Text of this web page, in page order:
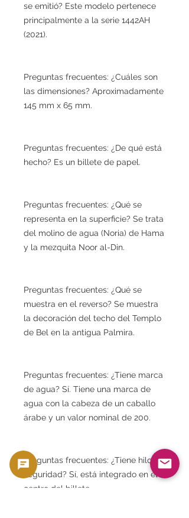
se emitió? Este modelo pertenece
principalmente a la serie 1442AH
(2021).
Preguntas frecuentes: ¿Cuáles son
las dimensiones? Aproximadamente
145 mm x 65 mm.
Preguntas frecuentes: ¿De qué está
hecho? Es un billete de papel.
Preguntas frecuentes: ¿Qué se
representa en la superficie? Se trata
del molino de agua (Noria) de Hama
y la mezquita Noor al-Din.
Preguntas frecuentes: ¿Qué se
muestra en el reverso? Se muestra
la decoración del techo del Templo
de Bel en la antigua Palmira.
Preguntas frecuentes: ¿Tiene marca
de agua? Sí. Tiene una marca de
agua con la cabeza de un caballo
árabe y un valor nominal de 200.
Preguntas frecuentes: ¿Tiene hilo de
seguridad? Sí, está integrado en el
centro del billete.